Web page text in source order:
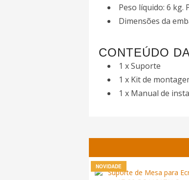
Peso líquido: 6 kg.
Dimensões da
CONTEÚDO
1 x Suporte
1 x Kit de
1 x Manual de
NOVIDADE